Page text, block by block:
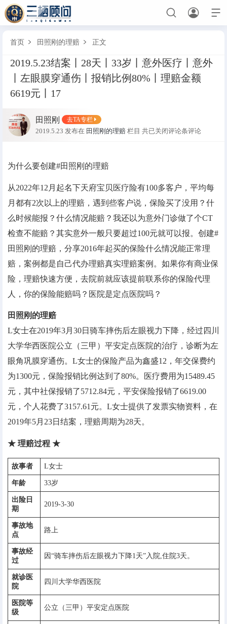



首页
业委会
保险考试 生日快乐 幸运抽奖 早会点名 私密
首页  田照刚的理赔  正文
2019.5.23结案丨28天丨33岁丨意外医疗丨意外
丨左眼膜穿通伤丨报销比例80%丨理赔金额
6619元丨17
田照刚 去TA专栏
2019.5.23 发布在 田照刚的理赔 栏目 共已关闭评论条评论
为什么要创建#田照刚的理赔
从2022年12月起名下天府宝贝医疗险有100多客户，平均每
月都有2次以上的理赔，遇到些客户说，保险买了没用？什
么时候能报？什么情况能赔？我还以为意外门诊做了个CT
检查不能赔？其实意外一般只要超过100元就可以报。创建#
田照刚的理赔，分享2016年起买的保险什么情况能正常理
赔，案例都是自己代办理赔真实理赔案例。如果你有商业保
险，理赔快速方便，去院前就应该提前联系你的保险代理
人，你的保险能赔吗？医院是定点医院吗？
田照刚的理赔
L女士在2019年3月30日骑车摔伤后左眼视力下降，经过四川
大学华西医院公立（三甲）平安定点医院的治疗，诊断为左
眼角巩膜穿通伤。L女士的保险产品为鑫盛12，年交保费约
为1300元，保险报销比例达到了80%。医疗费用为15489.45
元，其中社保报销了5712.84元，平安保险报销了6619.00
元，个人花费了3157.61元。L女士提供了发票实物资料，在
2019年5月23日结案，理赔周期为28天。
★ 理赔过程 ★
故事者 L女士
年龄 33岁
出险日
期
2019-3-30
事故地
点
路上
事故经
过
因“骑车摔伤后左眼视力下降1天”入院,住院3天。
就诊医
院
四川大学华西医院
医院等
级
公立（三甲）平安定点医院